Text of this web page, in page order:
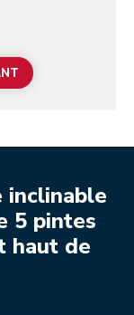
inclinable
5 pintes
haut de